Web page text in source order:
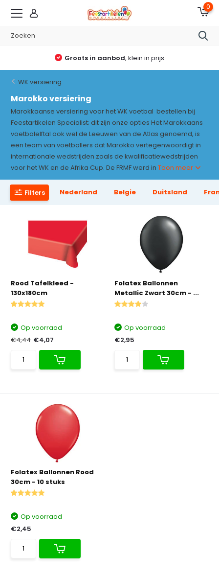
0
Groots in aanbod, klein in prijs
WK versiering
Marokko versiering
Marokkaanse versiering voor het WK voetbal bestellen bij
Feestartikelen Specialist; dit zijn onze opties Het Marokkaans
voetbalelftal ook wel de Leeuwen van de Atlas genoemd, is
een team van voetballers dat Marokko vertegenwoordigt in
internationale wedstrijden zoals de kwalificatiewedstrijden
voor het WK en de Afrika Cup. De FRMF werd inToon meer
Filters Nederland Belgie Duitsland
Rood Tafelkleed -
130x180cm
Op voorraad
€4,44 €4,07
Folatex Ballonnen
Metallic Zwart 30cm - ...
Op voorraad
€2,95
Folatex Ballonnen Rood
30cm - 10 stuks
Op voorraad
€2,45